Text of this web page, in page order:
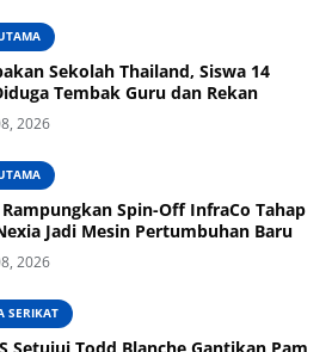
Sekolah Thailand, Siswa 14
Tembak Guru dan Rekan
2026
Spin-Off InfraCo Tahap
Jadi Mesin Pertumbuhan Baru
2026
SERIKAT
Setujui Todd Blanche Gantikan Pam